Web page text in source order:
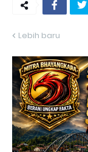
Lebih baru